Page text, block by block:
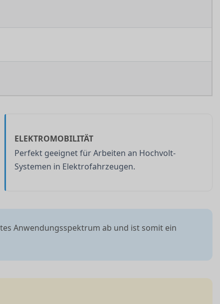
ELEKTROMOBILITÄT
Perfekt geeignet für Arbeiten an Hochvolt-
Systemen in Elektrofahrzeugen.
Anwendungsspektrum ab und ist somit ein